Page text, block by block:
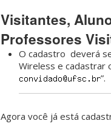
Visitantes,
Professores
O cadastro deverá
Wireless e cadastrar
”.
Agora você já está